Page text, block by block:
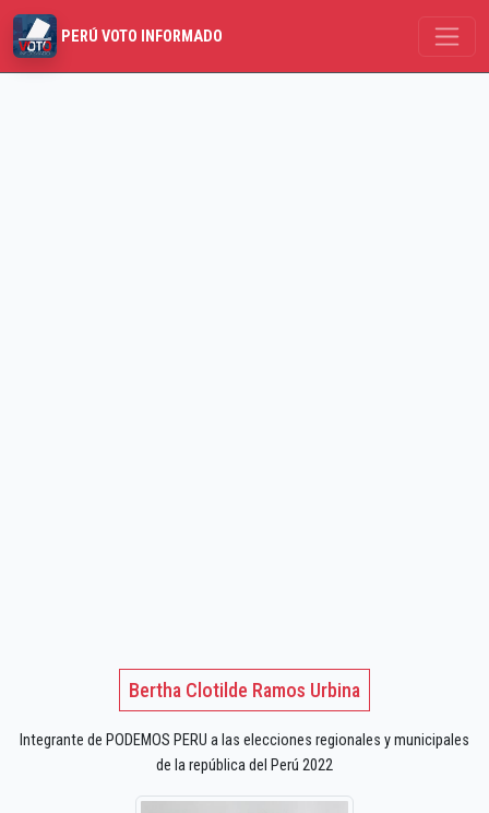
PERÚ VOTO INFORMADO
Bertha Clotilde Ramos Urbina
Integrante de PODEMOS PERU a las elecciones regionales y municipales
de la república del Perú 2022